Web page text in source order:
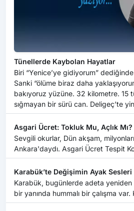
Tünellerde Kaybolan Hayatlar
Biri “Yenice’ye gidiyorum”
Sanki “ölüme biraz daha
bakıyoruz yüzüne. 32 kilometre. 15
sığmayan bir sürü can. Deligeç’te yine çift yönlü çarpışma.
Her hafta s...
‎Asgari Ücret: Tokluk Mu, Açlık Mı?
‎Sevgili okurlar, Dün akşam, milyonların gözü kulağı
Ankara'daydı. Asgari Ücret Tespit
Karabük’te Değişimin Ayak Sesleri
Karabük, bugünlerde adeta
bir yanında hummalı bir çalışma var.